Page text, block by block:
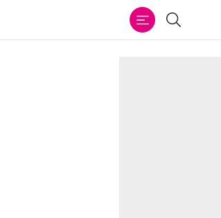
Cercar